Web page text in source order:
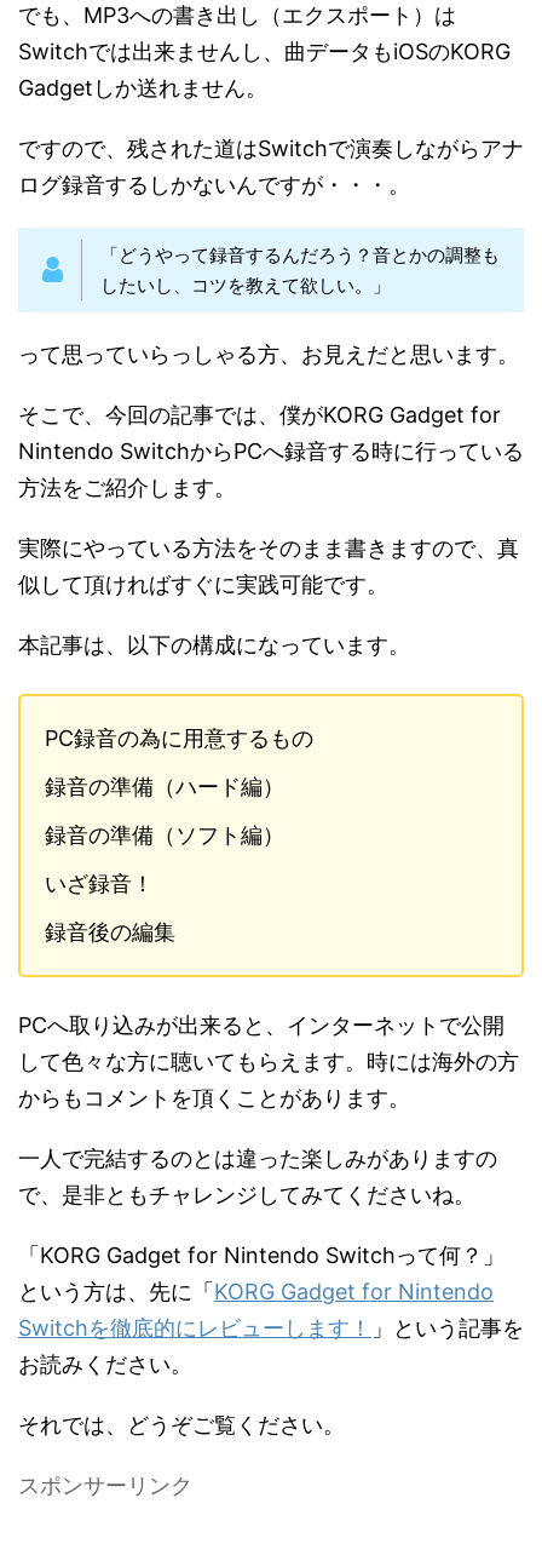
でも、MP3への書き出し（エクスポート）は
Switchでは出来ませんし、曲データもiOSのKORG
Gadgetしか送れません。
ですので、残された道はSwitchで演奏しながらアナ
ログ録音するしかないんですが・・・。
「どうやって録音するんだろう？音とかの調整も
したいし、コツを教えて欲しい。」
って思っていらっしゃる方、お見えだと思います。
そこで、今回の記事では、僕がKORG Gadget for
Nintendo SwitchからPCへ録音する時に行っている
方法をご紹介します。
実際にやっている方法をそのまま書きますので、真
似して頂ければすぐに実践可能です。
本記事は、以下の構成になっています。
PC録音の為に用意するもの
録音の準備（ハード編）
録音の準備（ソフト編）
いざ録音！
録音後の編集
PCへ取り込みが出来ると、インターネットで公開
して色々な方に聴いてもらえます。時には海外の方
からもコメントを頂くことがあります。
一人で完結するのとは違った楽しみがありますの
で、是非ともチャレンジしてみてくださいね。
「KORG Gadget for Nintendo Switchって何？」
という方は、先に「KORG Gadget for Nintendo
Switchを徹底的にレビューします！
」という記事を
お読みください。
それでは、どうぞご覧ください。
スポンサーリンク